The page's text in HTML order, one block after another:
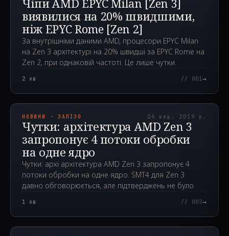
Чіпи AMD EPYC Milan [Zen 3]
виявилися на 20% швидшими,
ніж EPYC Rome [Zen 2]
За внутрішніми даними AMD, процесори EPYC Milan
на Zen 3 архітектурі на 20% швидші за EPYC Rome на
Zen 2, при однаковій частоті. Це лише чутки.
2 хв // 001→
2019.09.26T15:06:51.000Z
НОВИНИ · ЗАЛІЗО 26 вер. 2019 р.
Чутки: архітектура AMD Zen 3
запропонує 4 потоки обробки
на одне ядро
Чутки: архі архітектура AMD Zen 3 запропонує 4
потоки обробки на одне ядро. SMT4 для Zen 3
давно обговорюється, але підтверджень не було.
1 хв // 002→
2019.08.08T09:58:26.000Z